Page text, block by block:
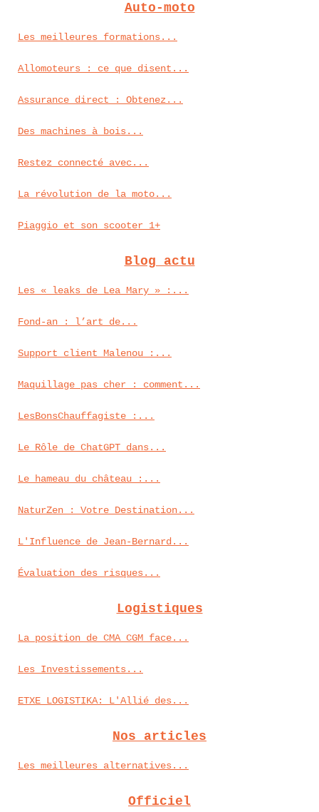
Auto-moto
Les meilleures formations...
Allomoteurs : ce que disent...
Assurance direct : Obtenez...
Des machines à bois...
Restez connecté avec...
La révolution de la moto...
Piaggio et son scooter 1+
Blog actu
Les « leaks de Lea Mary » :...
Fond‑an : l’art de...
Support client Malenou :...
Maquillage pas cher : comment...
LesBonsChauffagiste :...
Le Rôle de ChatGPT dans...
Le hameau du château :...
NaturZen : Votre Destination...
L'Influence de Jean-Bernard...
Évaluation des risques...
Logistiques
La position de CMA CGM face...
Les Investissements...
ETXE LOGISTIKA: L'Allié des...
Nos articles
Les meilleures alternatives...
Officiel